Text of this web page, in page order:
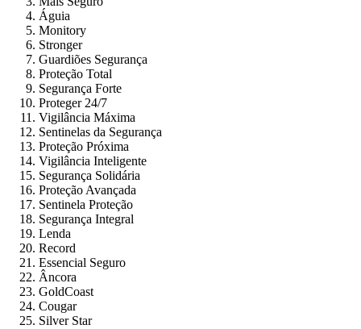
Águia
Monitory
Stronger
Guardiões Segurança
Proteção Total
Segurança Forte
Proteger 24/7
Vigilância Máxima
Sentinelas da Segurança
Proteção Próxima
Vigilância Inteligente
Segurança Solidária
Proteção Avançada
Sentinela Proteção
Segurança Integral
Lenda
Record
Essencial Seguro
Âncora
GoldCoast
Cougar
Silver Star